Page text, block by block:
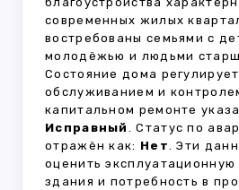
современных жилых
востребованы семьями с
молодёжью и людьми
Состояние дома
обслуживанием и
капитальном ремонте
Исправный . Статус по
отражён как: Нет. Эти
оценить эксплуатационную
здания и потребность в